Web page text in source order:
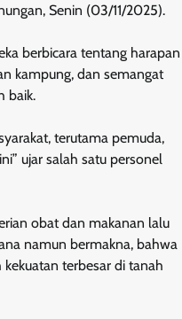
Senin (03/11/2025).
berbicara tentang harapan
kampung, dan semangat
baik.
terutama pemuda,
ujar salah satu personel
obat dan makanan lalu
namun bermakna, bahwa
terbesar di tanah